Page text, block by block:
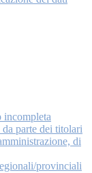
incompleta
parte dei titolari
di
provinciali